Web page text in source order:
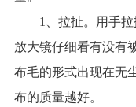
1、拉扯。用手拉
放大镜仔细看有没有
布毛的形式出现在无
布的质量越好。